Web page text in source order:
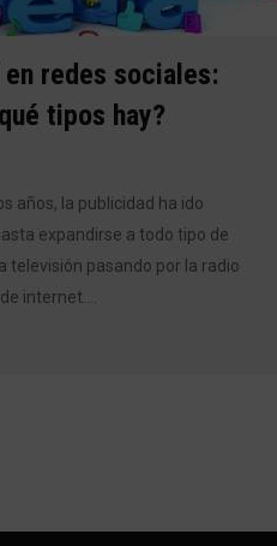
redes sociales:
tipos hay?
años, la publicidad ha ido
expandirse a todo tipo de
televisión pasando por la radio
internet.…